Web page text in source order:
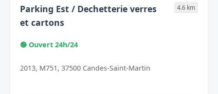
Parking Est / Dechetterie verres
et cartons
4.6 km
🟢 Ouvert 24h/24
2013, M751, 37500 Candes-Saint-Martin